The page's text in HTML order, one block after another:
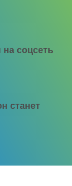
соцсеть
станет